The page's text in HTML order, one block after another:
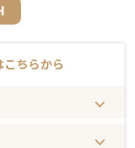
ちらから